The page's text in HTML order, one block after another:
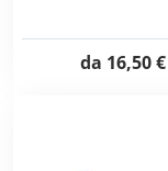
da 16,50 €